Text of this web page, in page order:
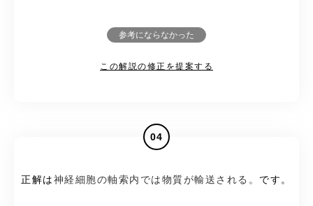
参考にならなかった
この解説の修正を提案する
04
正解は 神経細胞の軸索内では物質が輸送される。 です。